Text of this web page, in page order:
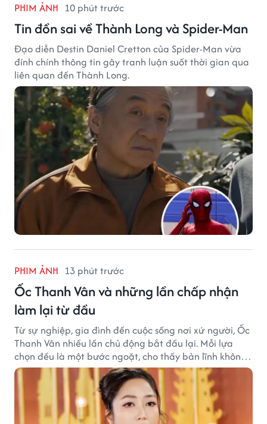
PHIM ẢNH 10 phút trước
Tin đồn sai về Thành Long và Spider-Man
Đạo diễn Destin Daniel Cretton của Spider-Man vừa
đính chính thông tin gây tranh luận suốt thời gian qua
liên quan đến Thành Long.
PHIM ẢNH 13 phút trước
Ốc Thanh Vân và những lần chấp nhận
làm lại từ đầu
Từ sự nghiệp, gia đình đến cuộc sống nơi xứ người, Ốc
Thanh Vân nhiều lần chủ động bắt đầu lại. Mỗi lựa
chọn đều là một bước ngoặt, cho thấy bản lĩnh không
ngại thay đổi của nữ nghệ sĩ.